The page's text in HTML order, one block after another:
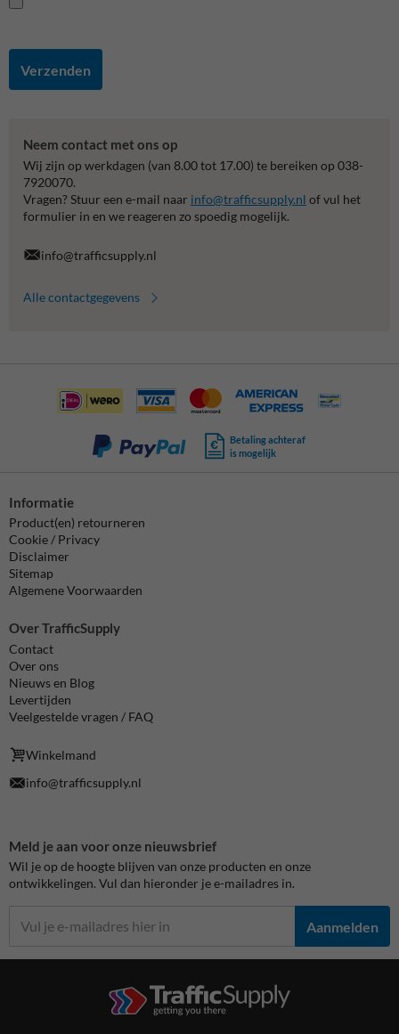
Verzenden
Neem contact met ons op
Wij zijn op werkdagen (van 8.00 tot 17.00) te bereiken op 038-
7920070.
Vragen? Stuur een e-mail naar info@trafficsupply.nl of vul het
formulier in en we reageren zo spoedig mogelijk.
info@trafficsupply.nl
Alle contactgegevens
Betaling achteraf
is mogelijk
Informatie
Product(en) retourneren
Cookie / Privacy
Disclaimer
Sitemap
Algemene Voorwaarden
Over TrafficSupply
Contact
Over ons
Nieuws en Blog
Levertijden
Veelgestelde vragen / FAQ
Winkelmand
info@trafficsupply.nl
Meld je aan voor onze nieuwsbrief
Wil je op de hoogte blijven van onze producten en onze
ontwikkelingen. Vul dan hieronder je e-mailadres in.
Aanmelden